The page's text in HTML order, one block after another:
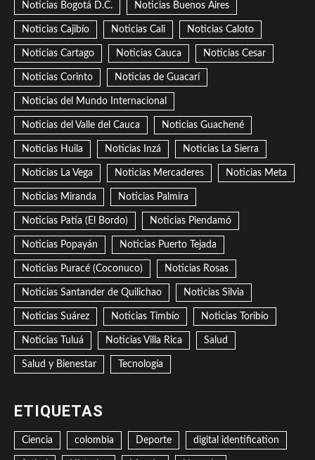
Noticias Bogotá D.C. Noticias Buenos Aires
Noticias Cajibío Noticias Cali Noticias Caloto
Noticias Cartago Noticias Cauca Noticias Cesar
Noticias Corinto Noticias de Guacarí
Noticias del Mundo Internacional
Noticias del Valle del Cauca Noticias Guachené
Noticias Huila Noticias Inzá Noticias La Sierra
Noticias La Vega Noticias Mercaderes Noticias Meta
Noticias Miranda Noticias Palmira
Noticias Patía (El Bordo) Noticias Piendamó
Noticias Popayán Noticias Puerto Tejada
Noticias Puracé (Coconuco) Noticias Rosas
Noticias Santander de Quilichao Noticias Silvia
Noticias Suárez Noticias Timbío Noticias Toribío
Noticias Tuluá Noticias Villa Rica Salud
Salud y Bienestar Tecnología
ETIQUETAS
Ciencia colombia Deporte digital identification